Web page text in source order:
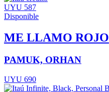
UYU 587
Disponible
ME LLAMO ROJO
PAMUK, ORHAN
UYU 690